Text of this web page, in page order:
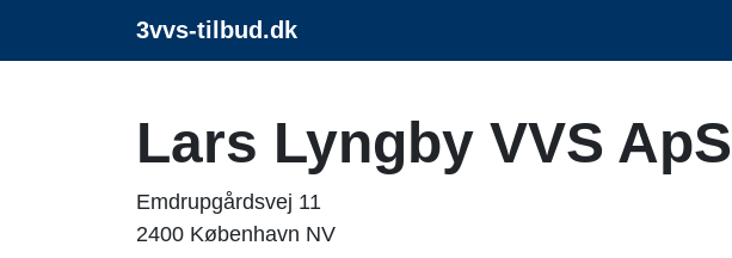
3vvs-tilbud.dk
Lars Lyngby VVS ApS
Emdrupgårdsvej 11
2400 København NV